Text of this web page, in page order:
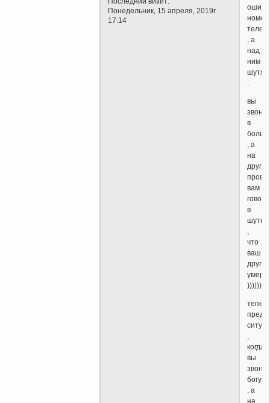
Понедельник, 15 апреля, 2019г.
17:14
, а
над
ним
шутят
.
вы
в
, а
на
другом
вам
в
шутку
,
что
ваш
друг
умер
))))))
,
когда
вы
богу
, а
на